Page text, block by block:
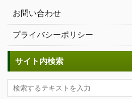
お問い合わせ
プライバシーポリシー
サイト内検索